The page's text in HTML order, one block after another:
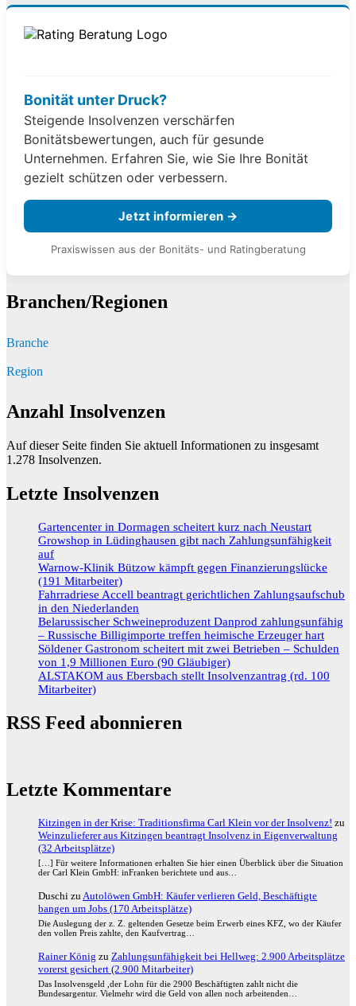
Bonität unter Druck?
Steigende Insolvenzen verschärfen
Bonitätsbewertungen, auch für gesunde
Unternehmen. Erfahren Sie, wie Sie Ihre Bonität
gezielt schützen oder verbessern.
Jetzt informieren →
Praxiswissen aus der Bonitäts- und Ratingberatung
Branchen/Regionen
Branche
Region
Anzahl Insolvenzen
Auf dieser Seite finden Sie aktuell Informationen zu insgesamt
1.278 Insolvenzen.
Letzte Insolvenzen
Gartencenter in Dormagen scheitert kurz nach Neustart
Growshop in Lüdinghausen gibt nach Zahlungsunfähigkeit
auf
Warnow-Klinik Bützow kämpft gegen Finanzierungslücke
(191 Mitarbeiter)
Fahrradriese Accell beantragt gerichtlichen Zahlungsaufschub
in den Niederlanden
Belarussischer Schweineproduzent Danprod zahlungsunfähig
– Russische Billigimporte treffen heimische Erzeuger hart
Söldener Gastronom scheitert mit zwei Betrieben – Schulden
von 1,9 Millionen Euro (90 Gläubiger)
ALSTAKOM aus Ebersbach stellt Insolvenzantrag (rd. 100
Mitarbeiter)
RSS Feed abonnieren
Letzte Kommentare
Kitzingen in der Krise: Traditionsfirma Carl Klein vor der Insolvenz! zu
Weinzulieferer aus Kitzingen beantragt Insolvenz in Eigenverwaltung
(32 Arbeitsplätze)
[…] Für weitere Informationen erhalten Sie hier einen Überblick über die Situation
der Carl Klein GmbH: inFranken berichtete und aus…
Duschi zuAutolöwen GmbH: Käufer verlieren Geld, Beschäftigte
bangen um Jobs (170 Arbeitsplätze)
Die Auslegung der z. Z. geltenden Gesetze beim Erwerb eines KFZ, wo der Käufer
den vollen Preis zahlte, den Kaufvertrag…
Rainer König zu Zahlungsunfähigkeit bei Hellweg: 2.900 Arbeitsplätze
vorerst gesichert (2.900 Mitarbeiter)
Das Insolvensgeld ,der Lohn für die 2900 Beschäftigten zahlt nicht die
Bundesargentur. Vielmehr wird die Geld von allen noch arbeitenden…